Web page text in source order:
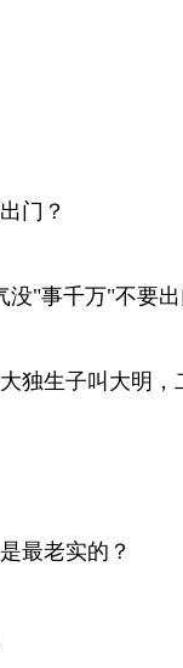
门？
"事千万"不要出
生子叫大明，
最老实的？